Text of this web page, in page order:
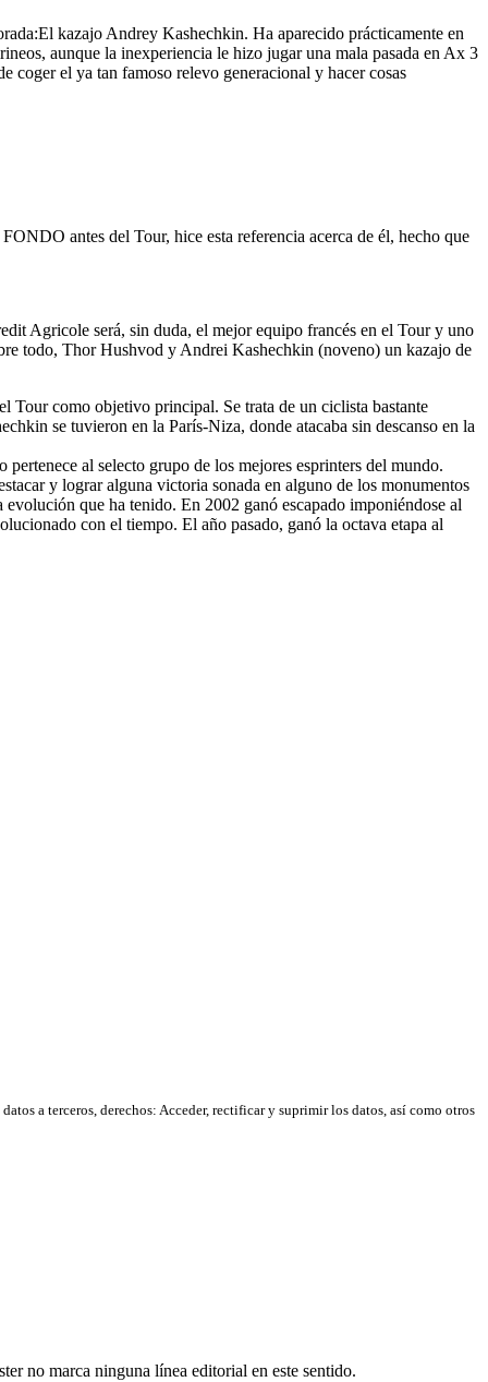
kazajo Andrey Kashechkin. Ha aparecido prácticamente en
aunque la inexperiencia le hizo jugar una mala pasada en Ax 3
coger el ya tan famoso relevo generacional y hacer cosas
antes del Tour, hice esta referencia acerca de él, hecho que
Agricole será, sin duda, el mejor equipo francés en el Tour y uno
todo, Thor Hushvod y Andrei Kashechkin (noveno) un kazajo de
Tour como objetivo principal. Se trata de un ciclista bastante
se tuvieron en la París-Niza, donde atacaba sin descanso en la
al selecto grupo de los mejores esprinters del mundo.
y lograr alguna victoria sonada en alguno de los monumentos
que ha tenido. En 2002 ganó escapado imponiéndose al
con el tiempo. El año pasado, ganó la octava etapa al
a terceros, derechos: Acceder, rectificar y suprimir los datos, así como otros
no marca ninguna línea editorial en este sentido.